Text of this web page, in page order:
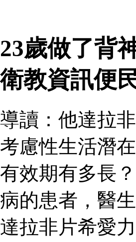
23歲做了背
衛教資訊便
導讀：他達拉
考慮性生活潛
有效期有多長
病的患者，醫
達拉非片希愛